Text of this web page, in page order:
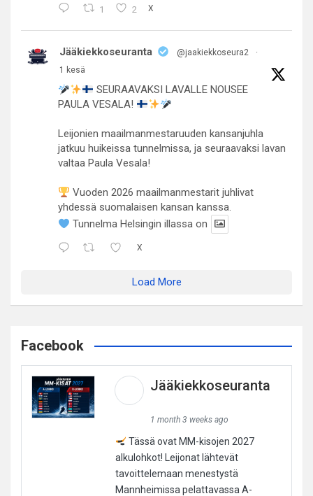
1 2 X
Jääkiekkoseuranta @jaakiekkoseura2
·
1 kesä
SEURAAVAKSI LAVALLE NOUSEE
PAULA VESALA!
Leijonien maailmanmestaruuden kansanjuhla
jatkuu huikeissa tunnelmissa, ja seuraavaksi lavan
valtaa Paula Vesala!
Vuoden 2026 maailmanmestarit juhlivat
yhdessä suomalaisen kansan kanssa.
Tunnelma Helsingin illassa on
X
Load More
Facebook
Jääkiekkoseuranta
1 month 3 weeks ago
Tässä ovat MM-kisojen 2027
alkulohkot! Leijonat lähtevät
tavoittelemaan menestystä
Mannheimissa pelattavassa A-